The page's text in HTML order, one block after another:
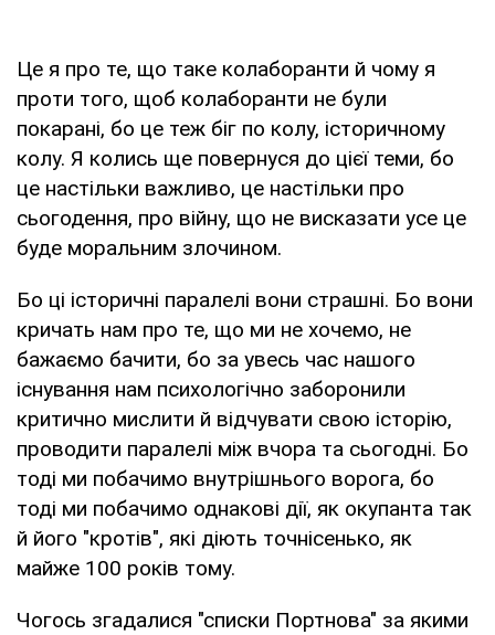
Це я про те, що таке колаборанти й чому я
проти того, щоб колаборанти не були
покарані, бо це теж біг по колу, історичному
колу. Я колись ще повернуся до цієї теми, бо
це настільки важливо, це настільки про
сьогодення, про війну, що не висказати усе це
буде моральним злочином.
Бо ці історичні паралелі вони страшні. Бо вони
кричать нам про те, що ми не хочемо, не
бажаємо бачити, бо за увесь час нашого
існування нам психологічно заборонили
критично мислити й відчувати свою історію,
проводити паралелі між вчора та сьогодні. Бо
тоді ми побачимо внутрішнього ворога, бо
тоді ми побачимо однакові дії, як окупанта так
й його "кротів", які діють точнісенько, як
майже 100 років тому.
Чогось згадалися "списки Портнова" за якими